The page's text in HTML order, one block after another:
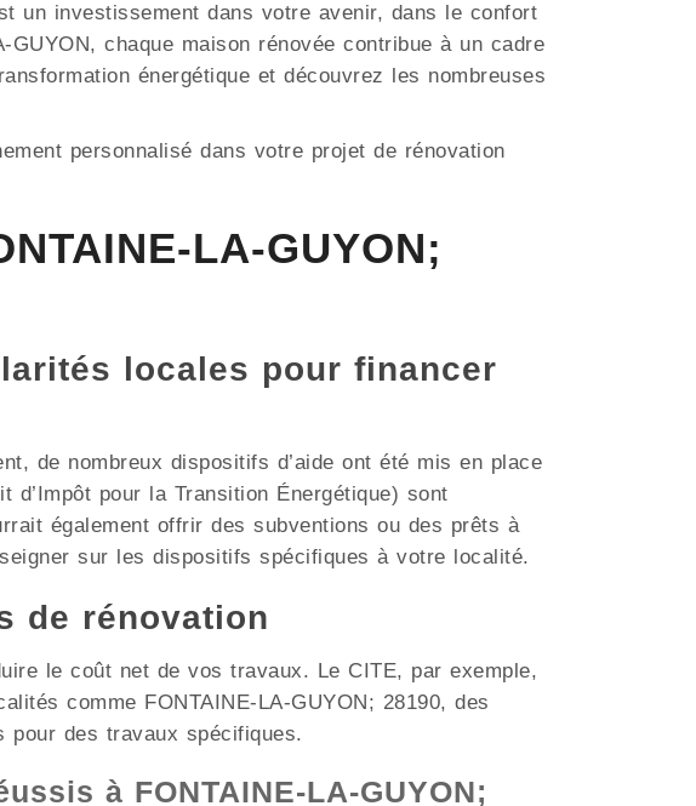
un investissement dans votre avenir, dans le confort
chaque maison rénovée contribue à un cadre
énergétique et découvrez les nombreuses
personnalisé dans votre projet de rénovation
LA-GUYON;
locales pour financer
de nombreux dispositifs d’aide ont été mis en place
d’Impôt pour la Transition Énergétique) sont
également offrir des subventions ou des prêts à
sur les dispositifs spécifiques à votre localité.
de rénovation
le coût net de vos travaux. Le CITE, par exemple,
comme FONTAINE-LA-GUYON; 28190, des
pour des travaux spécifiques.
à FONTAINE-LA-GUYON;